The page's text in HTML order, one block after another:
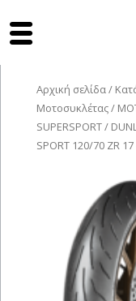
Αρχική σελίδα/
Μοτοσυκλέτας/
SUPERSPORT/
SPORT 120/70 ZR 17